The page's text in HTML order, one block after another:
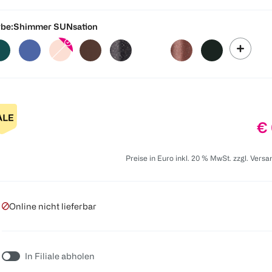
Shimmer SUNsation
€
Preise in Euro inkl. 20 % MwSt. zzgl.
Online nicht lieferbar
In Filiale abholen